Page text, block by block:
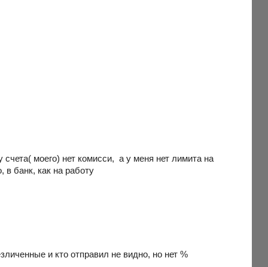
моего) нет комисси, а у меня нет лимита на
в банк, как на работу
и кто отправил не видно, но нет %